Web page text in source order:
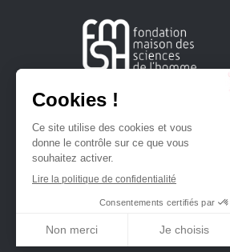
Créée en 1963, la Fondation
soutient la recherche et la
sciences humaines et sociales.